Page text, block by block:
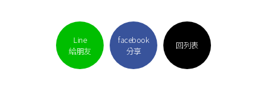
Line
給朋友
facebook
分享
回列表